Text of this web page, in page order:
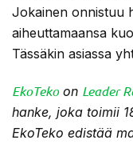
Jokainen onnistuu
aiheuttamaansa
Tässäkin asiassa
EkoTekoon Leader
hanke, joka toimii
EkoTeko edistää